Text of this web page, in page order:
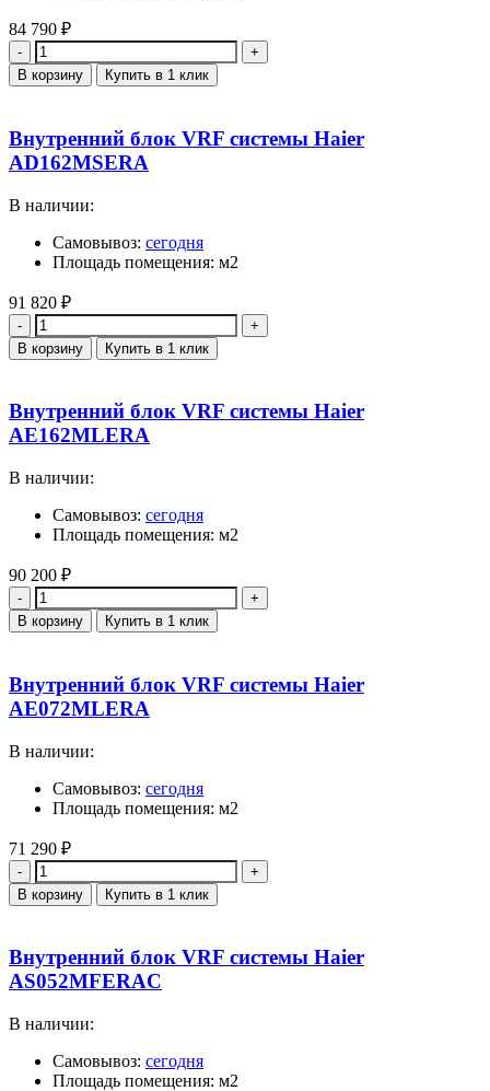
84 790 ₽
Количество
В корзину Купить в 1 клик
Внутренний блок VRF системы Haier
AD162MSERA
В наличии:
Самовывоз: сегодня
Площадь помещения: м2
91 820 ₽
Количество
В корзину Купить в 1 клик
Внутренний блок VRF системы Haier
AE162MLERA
В наличии:
Самовывоз: сегодня
Площадь помещения: м2
90 200 ₽
Количество
В корзину Купить в 1 клик
Внутренний блок VRF системы Haier
AE072MLERA
В наличии:
Самовывоз: сегодня
Площадь помещения: м2
71 290 ₽
Количество
В корзину Купить в 1 клик
Внутренний блок VRF системы Haier
AS052MFERAC
В наличии:
Самовывоз: сегодня
Площадь помещения: м2